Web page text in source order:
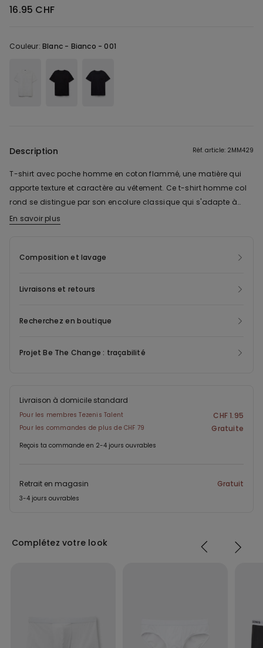
16.95 CHF
Couleur:Blanc - Bianco - 001
Description Réf. article: 2MM429
T-shirt avec poche homme en coton flammé, une matière qui
apporte texture et caractère au vêtement. Ce t-shirt homme col
rond se distingue par son encolure classique qui s'adapte à
toutes les morphologies et reste intemporelle saison après
simplement affirmer un style casual. Le coton flammé utilisé
offrant une excellente respirabilité, idéale pour les beaux jours.
Tezenis se porte aussi bien seule lors des journées ensoleillées
de week-end détendues ou simplement pour vos sorties du
quotidien.
En savoir plus
Composition et lavage
Livraisons et retours
Recherchez en boutique
Projet Be The Change : traçabilité
Livraison à domicile standard
Pour les membres Tezenis Talent CHF 1.95
Pour les commandes de plus de CHF 79 Gratuite
Reçois ta commande en 2-4 jours ouvrables
Retrait en magasin Gratuit
3-4 jours ouvrables
Complétez votre look